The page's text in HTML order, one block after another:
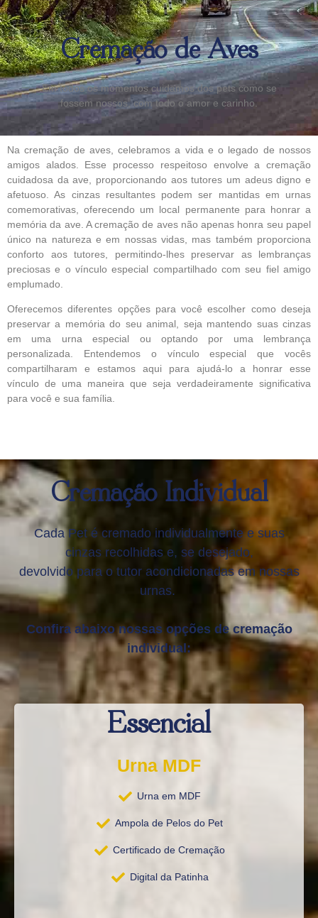
Cremação de Aves
Em todos os momentos cuidamos dos pets como se
fossem nossos, com todo o amor e carinho.
Na cremação de aves, celebramos a vida e o legado de nossos
amigos alados. Esse processo respeitoso envolve a cremação
cuidadosa da ave, proporcionando aos tutores um adeus digno e
afetuoso. As cinzas resultantes podem ser mantidas em urnas
comemorativas, oferecendo um local permanente para honrar a
memória da ave. A cremação de aves não apenas honra seu papel
único na natureza e em nossas vidas, mas também proporciona
conforto aos tutores, permitindo-lhes preservar as lembranças
preciosas e o vínculo especial compartilhado com seu fiel amigo
emplumado.
Oferecemos diferentes opções para você escolher como deseja
preservar a memória do seu animal, seja mantendo suas cinzas
em uma urna especial ou optando por uma lembrança
personalizada. Entendemos o vínculo especial que vocês
compartilharam e estamos aqui para ajudá-lo a honrar esse
vínculo de uma maneira que seja verdadeiramente significativa
para você e sua família.
Cremação Individual
Cada Pet é cremado individualmente e suas
cinzas recolhidas e, se desejado,
devolvido para o tutor acondicionadas em nossas
urnas.
Confira abaixo nossas opções de cremação
individual:
Essencial
Urna MDF
Urna em MDF
Ampola de Pelos do Pet
Certificado de Cremação
Digital da Patinha